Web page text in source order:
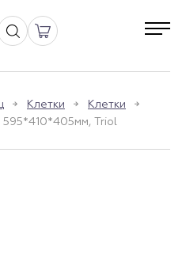
Клетки
Клетки
595*410*405мм, Triol